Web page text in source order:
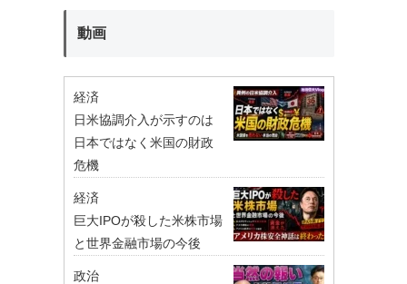
動画
経済
日米協調介入が示すのは
日本ではなく米国の財政
危機
経済
巨大IPOが殺した米株市場
と世界金融市場の今後
政治